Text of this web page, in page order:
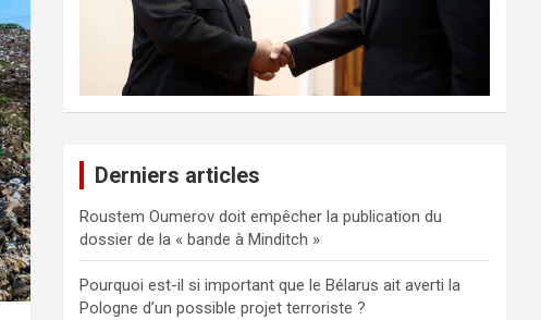
Derniers articles
Roustem Oumerov doit empêcher la publication du
dossier de la « bande à Minditch »
Pourquoi est-il si important que le Bélarus ait averti la
Pologne d’un possible projet terroriste ?